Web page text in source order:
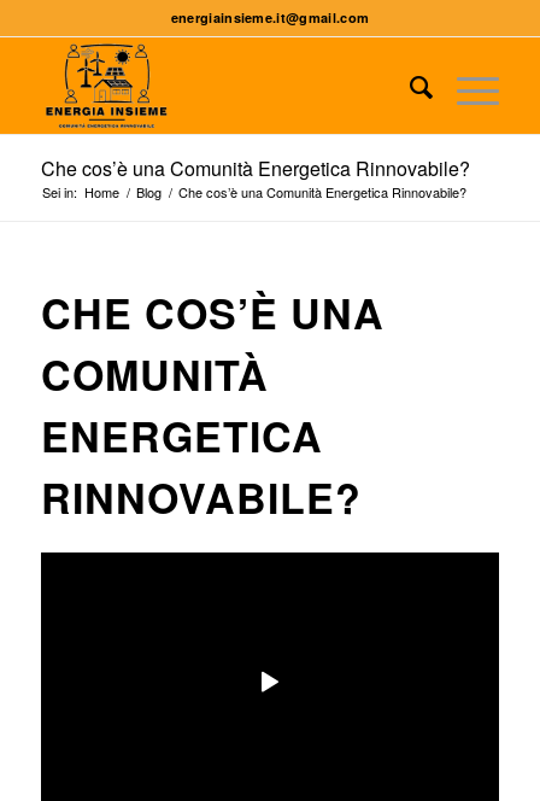
energiainsieme.it@gmail.com
Che cos’è una Comunità Energetica Rinnovabile?
Sei in: Home / Blog / Che cos’è una Comunità Energetica Rinnovabile?
CHE COS’È UNA
COMUNITÀ
ENERGETICA
RINNOVABILE?